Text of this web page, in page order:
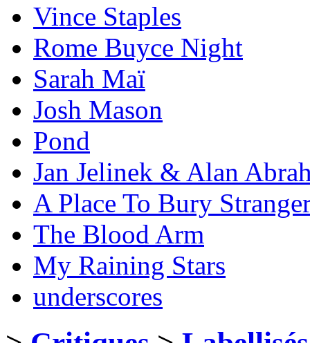
Vince Staples
Rome Buyce Night
Sarah Maï
Josh Mason
Pond
Jan Jelinek & Alan
A Place To Bury
The Blood Arm
My Raining Stars
underscores